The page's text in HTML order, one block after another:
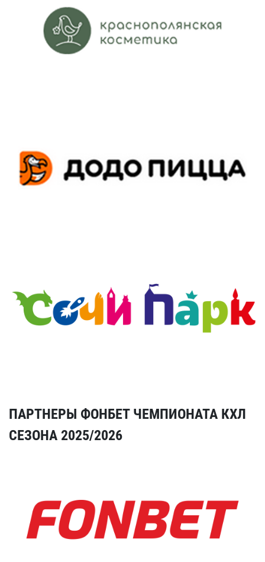
ПАРТНЕРЫ ФОНБЕТ ЧЕМПИОНАТА КХЛ
СЕЗОНА 2025/2026